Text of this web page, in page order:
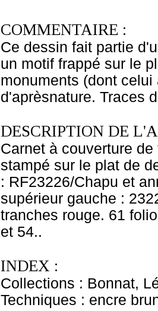
COMMENTAIRE :
Ce dessin fait partie
un motif frappé sur le
monuments (dont
d'aprèsnature. Traces
DESCRIPTION DE
Carnet à couverture
stampé sur le plat de
: RF23226/Chapu et
supérieur gauche :
tranches rouge. 61
et 54..
INDEX :
Collections : Bonnat,
Techniques : encre